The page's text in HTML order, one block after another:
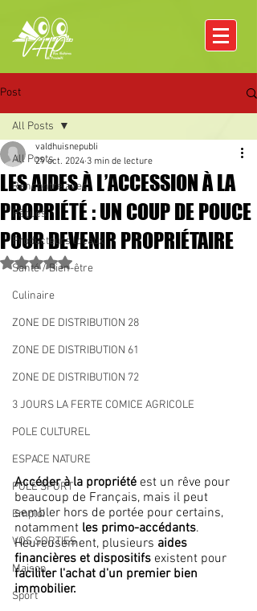
Post
All Posts
Rencontre avec
Pâques
Producteurs locaux
Santé / Bien-être
Culinaire
ZONE DE DISTRIBUTION 28
ZONE DE DISTRIBUTION 61
ZONE DE DISTRIBUTION 72
3 JOURS LA FERTE COMICE AGRICOLE
POLE CULTUREL
ESPACE NATURE
POLE SPORT
Emploi
VOS SORTIES
Maison
Sport
All Posts
LES AIDES À L’ACCESSION À LA
PROPRIÉTÉ : UN COUP DE POUCE
POUR DEVENIR PROPRIÉTAIRE
valdhuisnepubli
29 oct. 2024 3 min de lecture
Noté NaN étoiles sur 5.
Accéder à la propriété est un rêve pour
beaucoup de Français, mais il peut
sembler hors de portée pour certains,
notamment les primo-accédants.
Heureusement, plusieurs aides
financières et dispositifs existent pour
faciliter l'achat d'un premier bien
immobilier.